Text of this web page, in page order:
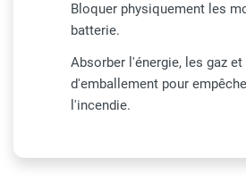
Bloquer physiquement les
batterie.
Absorber l'énergie, les gaz
d'emballement pour
l'incendie.